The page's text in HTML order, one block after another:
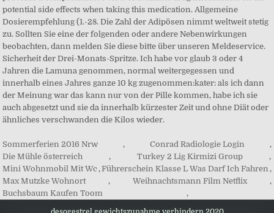
Sommerferien 2016 Nrw , Conrad Radiologie Login
,
Die Mühle österreich
, Turkey 2 Lig Kirmizi Group
,
Mini Wohnmobil Mit Wc ,Führerschein Klasse L Was Darf Ich Fahren ,
Max Mutzke Wohnort
, Weihnachtsmann Film Netflix
,
Buchsbaum Kaufen Toom
,